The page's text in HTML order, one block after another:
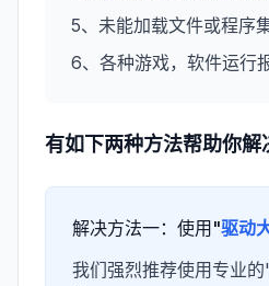
5、未能加载文件或程序
6、各种游戏，软件运行
有如下两种方法帮助你解
解决方法一：使用"驱动
我们强烈推荐使用专业的